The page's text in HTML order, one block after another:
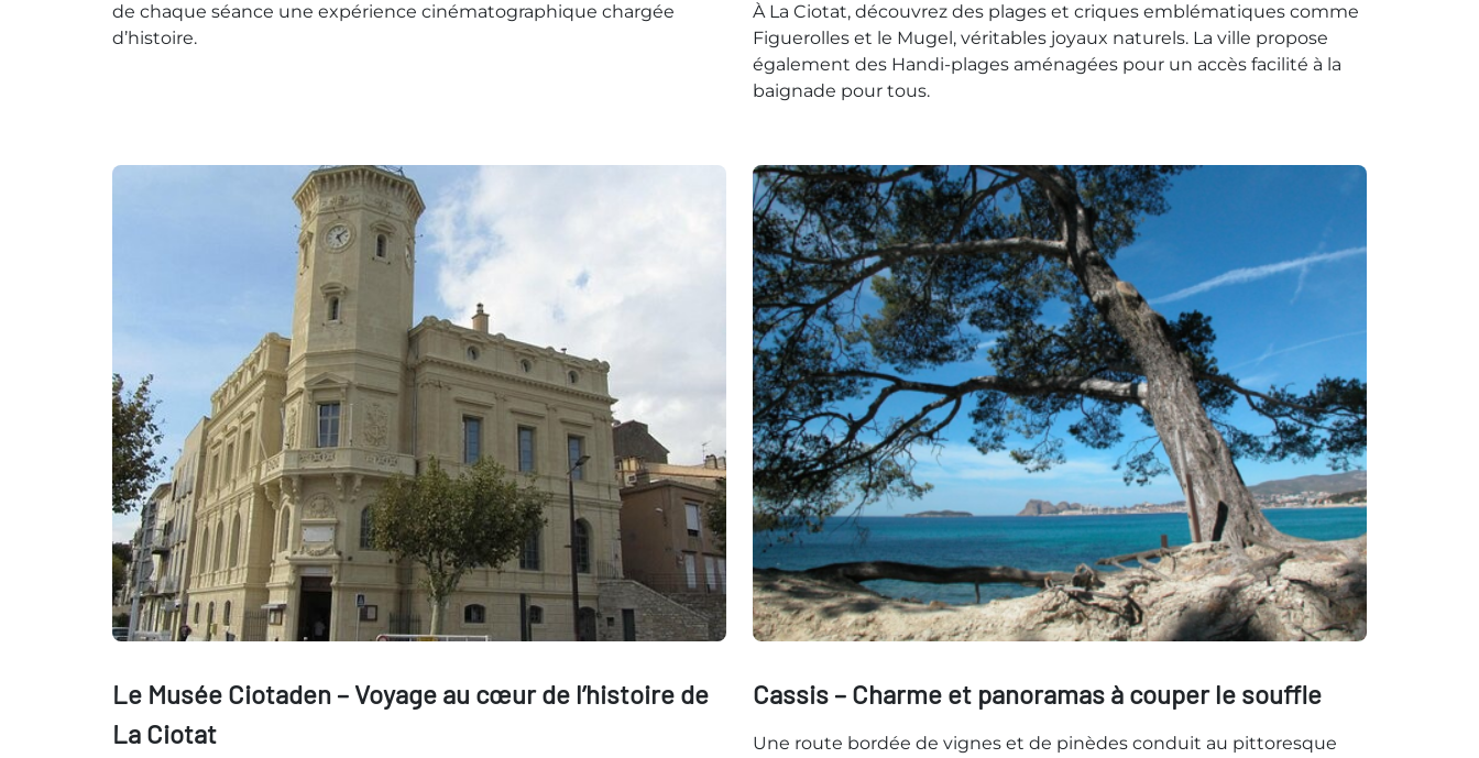
de chaque séance une expérience cinématographique chargée
d’histoire.
À La Ciotat, découvrez des plages et criques emblématiques comme
Figuerolles et le Mugel, véritables joyaux naturels. La ville propose
également des Handi-plages aménagées pour un accès facilité à la
baignade pour tous.
Le Musée Ciotaden – Voyage au cœur de l’histoire de
La Ciotat
Cassis – Charme et panoramas à couper le souffle
Une route bordée de vignes et de pinèdes conduit au pittoresque